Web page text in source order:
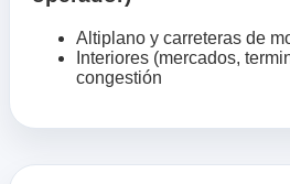
Altiplano y carreteras de
Interiores (mercados,
congestión